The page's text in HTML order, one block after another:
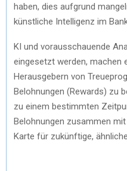
haben, dies aufgrund
künstliche Intelligenz im
KI und vorausschauende
eingesetzt werden, machen
Herausgebern von
Belohnungen (Rewards) zu
zu einem bestimmten
Belohnungen zusammen
Karte für zukünftige,